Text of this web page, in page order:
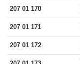
207 01 170
207 01 171
207 01 172